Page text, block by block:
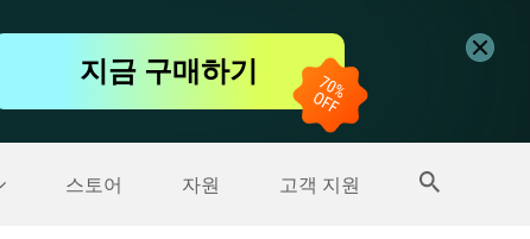
지금 구매하기
스토어 자원 고객 지원
더 많은 제품